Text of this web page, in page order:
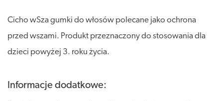
Cicho wSza gumki do włosów polecane jako ochrona
przed wszami. Produkt przeznaczony do stosowania dla
dzieci powyżej 3. roku życia.
Informacje dodatkowe: